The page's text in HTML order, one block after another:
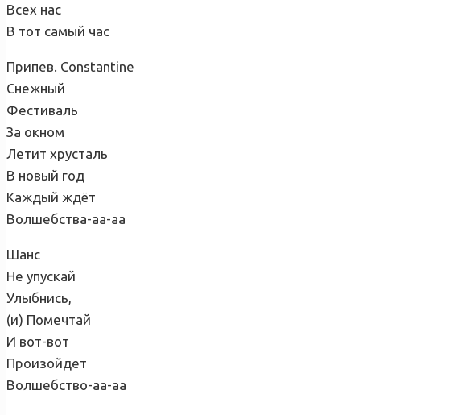
Всех нас
В тот самый час
Припев. Constantine
Снежный
Фестиваль
За окном
Летит хрусталь
В новый год
Каждый ждёт
Волшебства-аа-аа
Шанс
Не упускай
Улыбнись,
(и) Помечтай
И вот-вот
Произойдет
Волшебство-аа-аа